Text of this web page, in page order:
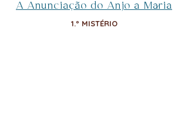
A Anunciação do Anjo a Maria
1.º MISTÉRIO